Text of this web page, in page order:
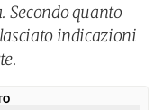
quanto
indicazioni